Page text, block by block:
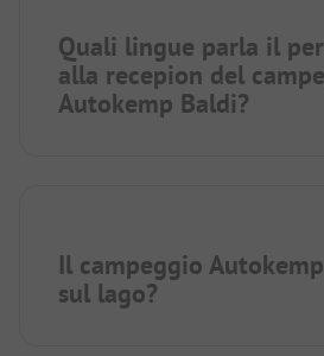
Quali lingue parla il
alla recepion del
Autokemp Baldi?
Il campeggio
sul lago?